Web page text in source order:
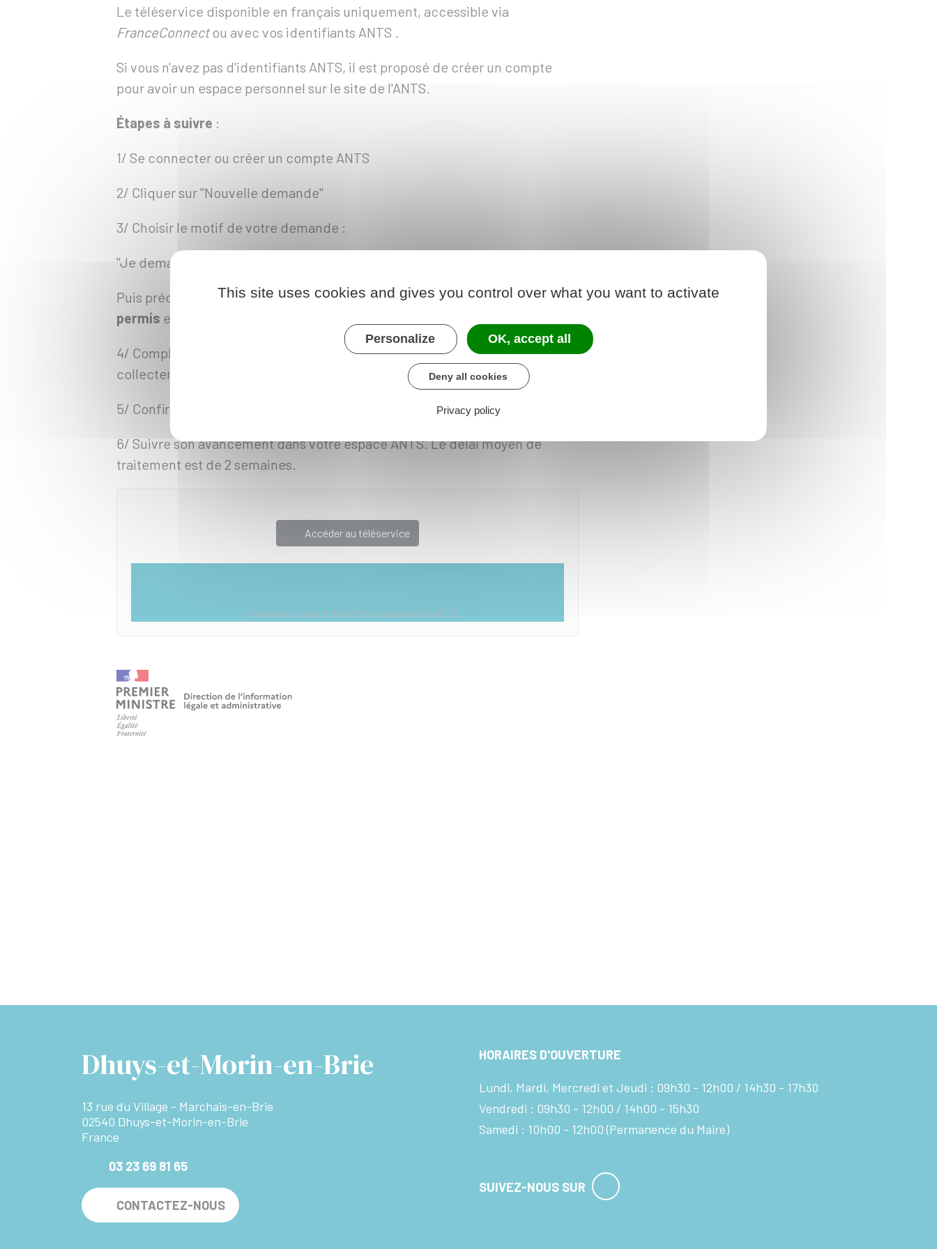
Le téléservice disponible en français uniquement, accessible via
FranceConnectou avec vos identifiants ANTS .
Si vous n'avez pas d'identifiants ANTS, il est proposé de créer un compte
pour avoir un espace personnel sur le site de l'ANTS.
Étapes à suivre :
1/ Se connecter ou créer un compte ANTS
2/ Cliquer sur "Nouvelle demande"
3/ Choisir le motif de votre demande :
"Je demande la
Puis précisez qu'il s'agit d'unedemande à la suite d'une suspension de
permis et le
4/ Compléter les rubriques suivantes, ajouter les justificatifs demandés, et
collecter la photo signature
5/ Confirmer la démarche
6/ Suivre son avancement dans votre espace ANTS. Le délai moyen de
traitement est de 2 semaines.
Accéder au téléservice
Agence nationale des titres sécurisés (ANTS)
Dhuys-et-Morin-en-Brie
13 rue du Village - Marchais-en-Brie
02540 Dhuys-et-Morin-en-Brie
France
03 23 69 81 65
CONTACTEZ-NOUS
HORAIRES D'OUVERTURE
Lundi, Mardi, Mercredi et Jeudi : 09h30 - 12h00
14h30 - 17h30
Vendredi : 09h30 - 12h00
14h00 - 15h30
Samedi : 10h00 - 12h00 (Permanence du Maire)
SUIVEZ-NOUS SUR
This site uses cookies and gives you control over what you want to activate
Personalize OK, accept all
Deny all cookies
Privacy policy